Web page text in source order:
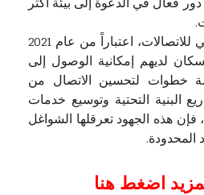
فعال في الدعوة إلى بيئة أكثر
وفقاً لبيانات الاتحاد الدولي للاتصالات، اعتباراً من عام 2021
٪ من السكان لديهم إمكانية الوصول إلى
خطوات لتحسين الاتصال من
البنية التحتية وتوسيع خدمات
هذه الجهود تعرقلها الشواغل
المحدودة.
اضغط هنا